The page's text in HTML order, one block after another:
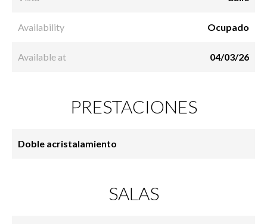
Availability Ocupado
Available at 04/03/26
PRESTACIONES
Doble acristalamiento
SALAS